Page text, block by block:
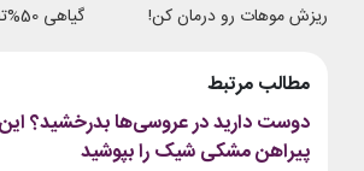
ریزش موهات رو درمان کن!
گیاهی 50%تخفیف تا امشب
مطالب مرتبط
پیراهن مشکی شیک را بپوشید